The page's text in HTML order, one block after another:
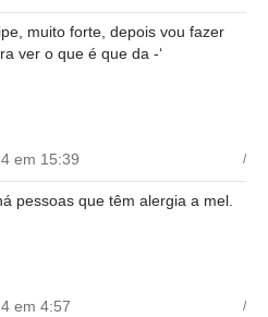
muito forte, depois vou fazer
ver o que é que da -‘
em 15:39
/
pessoas que têm alergia a mel.
em 4:57
/